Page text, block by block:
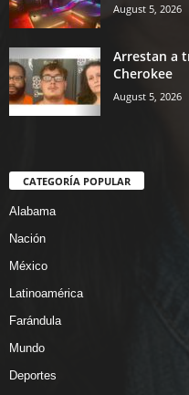
August 5, 2026
Arrestan a
Cherokee
August 5, 2026
CATEGORÍA POPULAR
Alabama
Nación
México
Latinoamérica
Farándula
Mundo
Deportes